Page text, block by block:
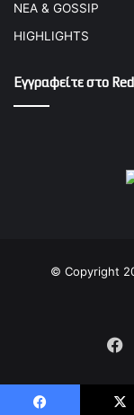
ΝΕΑ & GOSSIP
HIGHLIGHTS
Εγγραφείτε στο
© Copyright